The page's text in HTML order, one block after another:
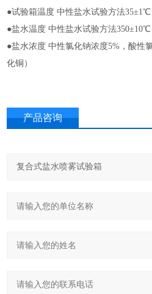
●试验箱温度 中性盐水试验方法
●盐水温度 中性盐水试验方法
●盐水浓度 中性氯化钠浓度5%，酸性
化铜）
产品咨询